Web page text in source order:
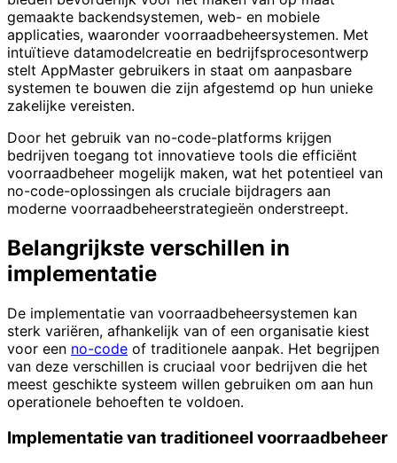
gemaakte backendsystemen, web- en mobiele
applicaties, waaronder voorraadbeheersystemen. Met
intuïtieve datamodelcreatie en bedrijfsprocesontwerp
stelt AppMaster gebruikers in staat om aanpasbare
systemen te bouwen die zijn afgestemd op hun unieke
zakelijke vereisten.
Door het gebruik van no-code-platforms krijgen
bedrijven toegang tot innovatieve tools die efficiënt
voorraadbeheer mogelijk maken, wat het potentieel van
no-code-oplossingen als cruciale bijdragers aan
moderne voorraadbeheerstrategieën onderstreept.
Belangrijkste verschillen in
implementatie
De implementatie van voorraadbeheersystemen kan
sterk variëren, afhankelijk van of een organisatie kiest
voor een no-code of traditionele aanpak. Het begrijpen
van deze verschillen is cruciaal voor bedrijven die het
meest geschikte systeem willen gebruiken om aan hun
operationele behoeften te voldoen.
Implementatie van traditioneel voorraadbeheer